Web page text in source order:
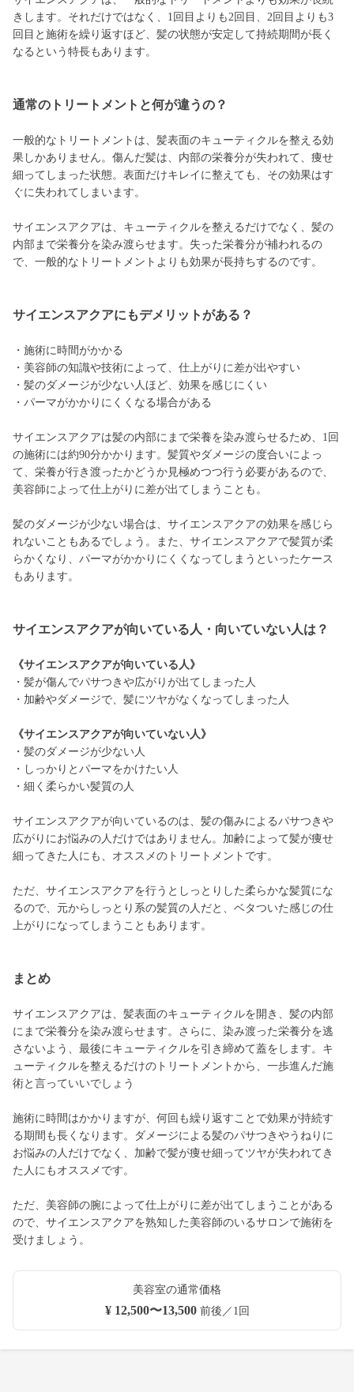
きします。それだけではなく、1回目よりも2回目、2回目よりも3
回目と施術を繰り返すほど、髪の状態が安定して持続期間が長く
なるという特長もあります。
通常のトリートメントと何が違うの？
一般的なトリートメントは、髪表面のキューティクルを整える効
果しかありません。傷んだ髪は、内部の栄養分が失われて、痩せ
細ってしまった状態。表面だけキレイに整えても、その効果はす
ぐに失われてしまいます。
サイエンスアクアは、キューティクルを整えるだけでなく、髪の
内部まで栄養分を染み渡らせます。失った栄養分が補われるの
で、一般的なトリートメントよりも効果が長持ちするのです。
サイエンスアクアにもデメリットがある？
・施術に時間がかかる
・美容師の知識や技術によって、仕上がりに差が出やすい
・髪のダメージが少ない人ほど、効果を感じにくい
・パーマがかかりにくくなる場合がある
サイエンスアクアは髪の内部にまで栄養を染み渡らせるため、1回
の施術には約90分かかります。髪質やダメージの度合いによっ
て、栄養が行き渡ったかどうか見極めつつ行う必要があるので、
美容師によって仕上がりに差が出てしまうことも。
髪のダメージが少ない場合は、サイエンスアクアの効果を感じら
れないこともあるでしょう。また、サイエンスアクアで髪質が柔
らかくなり、パーマがかかりにくくなってしまうといったケース
もあります。
サイエンスアクアが向いている人・向いていない人は？
《サイエンスアクアが向いている人》
・髪が傷んでパサつきや広がりが出てしまった人
・加齢やダメージで、髪にツヤがなくなってしまった人
《サイエンスアクアが向いていない人》
・髪のダメージが少ない人
・しっかりとパーマをかけたい人
・細く柔らかい髪質の人
サイエンスアクアが向いているのは、髪の傷みによるパサつきや
広がりにお悩みの人だけではありません。加齢によって髪が痩せ
細ってきた人にも、オススメのトリートメントです。
ただ、サイエンスアクアを行うとしっとりした柔らかな髪質にな
るので、元からしっとり系の髪質の人だと、ベタついた感じの仕
上がりになってしまうこともあります。
まとめ
サイエンスアクアは、髪表面のキューティクルを開き、髪の内部
にまで栄養分を染み渡らせます。さらに、染み渡った栄養分を逃
さないよう、最後にキューティクルを引き締めて蓋をします。キ
ューティクルを整えるだけのトリートメントから、一歩進んだ施
術と言っていいでしょう
施術に時間はかかりますが、何回も繰り返すことで効果が持続す
る期間も長くなります。ダメージによる髪のパサつきやうねりに
お悩みの人だけでなく、加齢で髪が痩せ細ってツヤが失われてき
た人にもオススメです。
ただ、美容師の腕によって仕上がりに差が出てしまうことがある
ので、サイエンスアクアを熟知した美容師のいるサロンで施術を
受けましょう。
美容室の通常価格
¥ 12,500〜13,500前後／1回